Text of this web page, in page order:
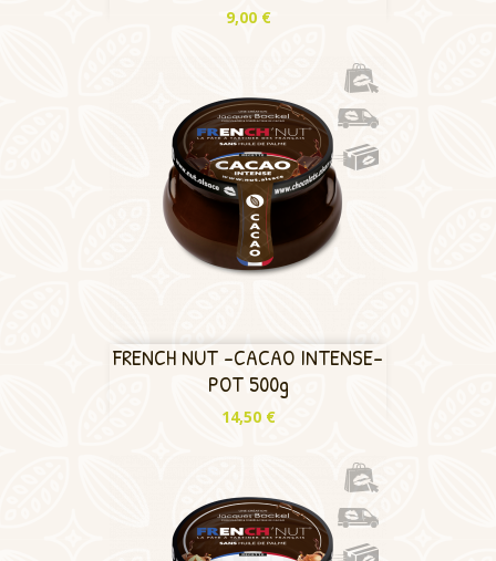
Prix
9,00 €
FRENCH NUT -CACAO INTENSE-
POT 500g
Prix
14,50 €